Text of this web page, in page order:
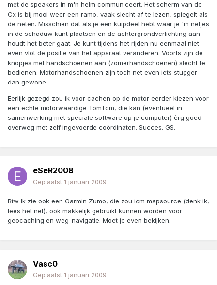
met de speakers in m'n helm communiceert. Het scherm van de
Cx is bij mooi weer een ramp, vaak slecht af te lezen, spiegelt als
de neten. Misschien dat als je een kuipdeel hebt waar je 'm netjes
in de schaduw kunt plaatsen en de achtergrondverlichting aan
houdt het beter gaat. Je kunt tijdens het rijden nu eenmaal niet
even vlot de positie van het apparaat veranderen. Voorts zijn de
knopjes met handschoenen aan (zomerhandschoenen) slecht te
bedienen. Motorhandschoenen zijn toch net even iets stugger
dan gewone.
Eerlijk gezegd zou ik voor cachen op de motor eerder kiezen voor
een echte motorwaardige TomTom, die kan (eventueel in
samenwerking met speciale software op je computer) èrg goed
overweg met zelf ingevoerde coördinaten. Succes. GS.
eSeR2008
Geplaatst 1 januari 2009
Btw Ik zie ook een Garmin Zumo, die zou icm mapsource (denk ik,
lees het net), ook makkelijk gebruikt kunnen worden voor
geocaching en weg-navigatie. Moet je even bekijken.
Vasc0
Geplaatst 1 januari 2009